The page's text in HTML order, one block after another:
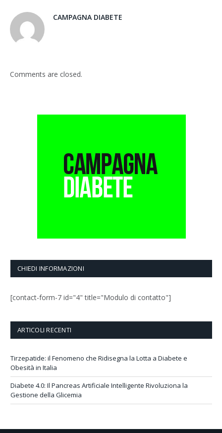
CAMPAGNA DIABETE
Comments are closed.
CHIEDI INFORMAZIONI
[contact-form-7 id="4" title="Modulo di contatto"]
ARTICOLI RECENTI
Tirzepatide: il Fenomeno che Ridisegna la Lotta a Diabete e
Obesità in Italia
Diabete 4.0: Il Pancreas Artificiale Intelligente Rivoluziona la
Gestione della Glicemia